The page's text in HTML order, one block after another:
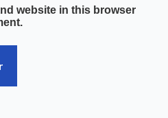
website in this browser